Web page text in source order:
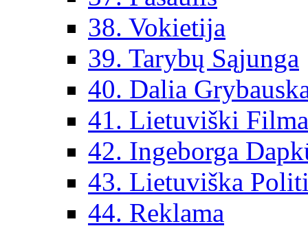
38. Vokietija
39. Tarybų Sąjunga
40. Dalia
41. Lietuviški
42. Ingeborga
43. Lietuviška
44. Reklama